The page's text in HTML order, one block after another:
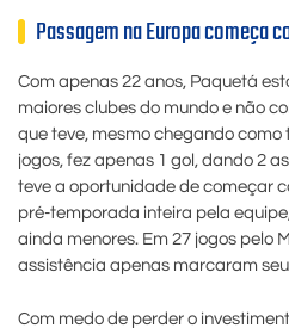
Passagem na Europa começa
Com apenas 22 anos, Paquetá
maiores clubes do mundo e não
que teve, mesmo chegando como
jogos, fez apenas 1 gol, dando 2
teve a oportunidade de começar
pré-temporada inteira pela
ainda menores. Em 27 jogos pelo
assistência apenas marcaram
Com medo de perder o